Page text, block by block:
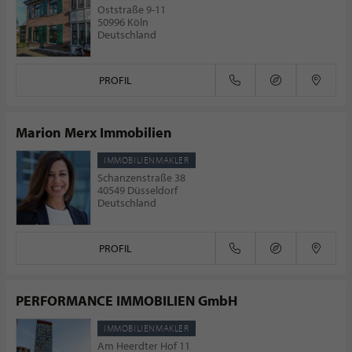
Oststraße 9-11
50996 Köln
Deutschland
PROFIL
Marion Merx Immobilien
IMMOBILIENMAKLER
Schanzenstraße 38
40549 Düsseldorf
Deutschland
PROFIL
PERFORMANCE IMMOBILIEN GmbH
IMMOBILIENMAKLER
Am Heerdter Hof 11